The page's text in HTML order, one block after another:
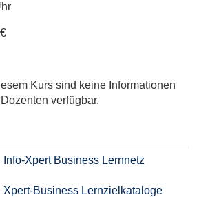
Kurs sind keine Informationen
verfügbar.
Info-Xpert Business Lernnetz
Xpert-Business Lernzielkataloge